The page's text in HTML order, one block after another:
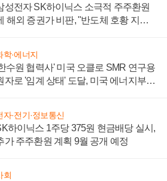
성전자 SK하이닉스 소극적 주주환원
해외 증권가 비판, "반도체 호황 지속
학·에너지
수원 협력사' 미국 오클로 SMR 연구용
자로 '임계 상태' 도달, 미국 에너지부
자·전기·정보통신
하이닉스 1주당 375원 현금배당 실시,
가 주주환원 계획 9월 공개 예정
회